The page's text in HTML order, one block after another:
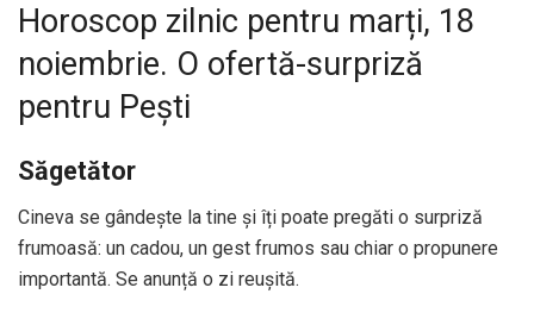
Horoscop zilnic pentru marți, 18
noiembrie. O ofertă-surpriză
pentru Pești
Săgetător
Cineva se gândește la tine și îți poate pregăti o surpriză
frumoasă: un cadou, un gest frumos sau chiar o propunere
importantă. Se anunță o zi reușită.